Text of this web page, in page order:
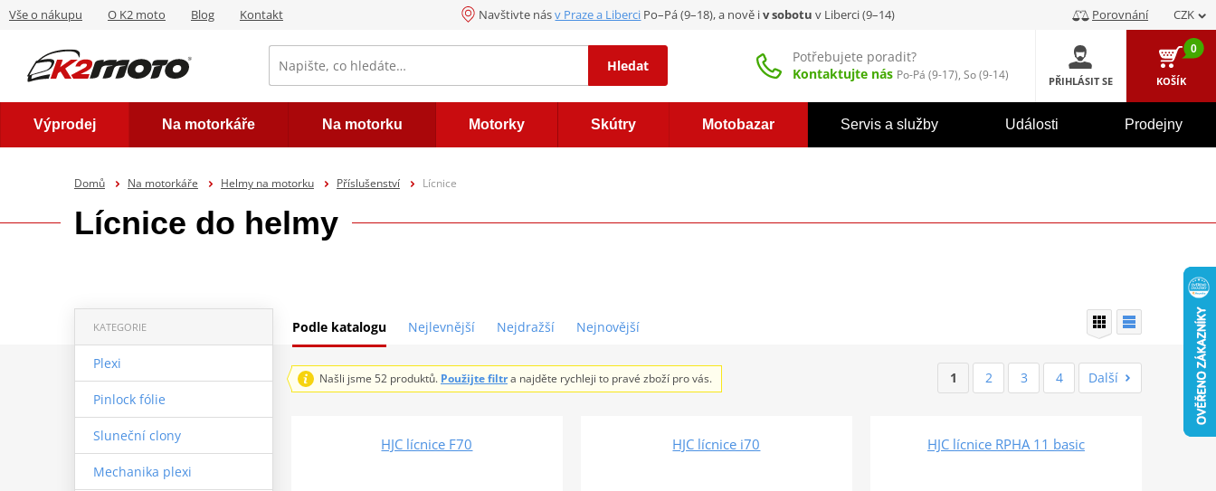
Vše o nákupu O K2 moto Blog Kontakt Navštivte násv Praze a Liberci Po–Pá (9–18), a nově iv sobotu v Liberci (9–14) Porovnání CZK
Hledat
Potřebujete poradit?
Kontaktujte nás Po-Pá (9-17), So (9-14) PŘIHLÁSIT SE
0
KOŠÍK
Výprodej Na motorkáře Na motorku Motorky Skútry Motobazar Servis a služby Události Prodejny
Domů Na motorkáře Helmy na motorku Příslušenství Lícnice
Lícnice do helmy
Podle katalogu Nejlevnější Nejdražší Nejnovější
KATEGORIE
Plexi
Pinlock fólie
Sluneční clony
Mechanika plexi
1 2 3 4 Další
Našli jsme 52 produktů. Použijte filtra najděte rychleji to pravé zboží pro vás.
HJC lícnice F70 HJC lícnice i70 HJC lícnice RPHA 11 basic